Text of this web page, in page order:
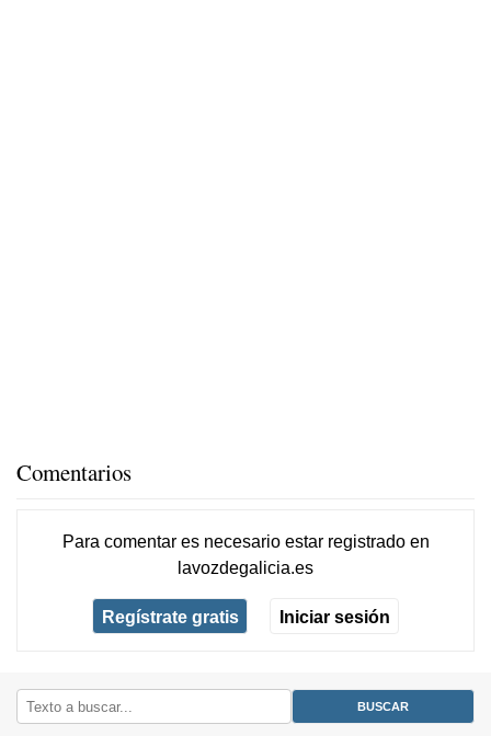
Comentarios
Para comentar es necesario estar registradoen
lavozdegalicia.es
Regístrate gratis Iniciar sesión